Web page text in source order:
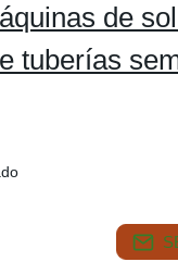
de
tuberías